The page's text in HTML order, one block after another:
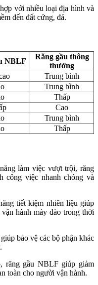
với nhiều loại địa hình và
đến đất cứng, đá.
NBLF
Răng gầu thông
thường
Trung bình
Trung bình
Thấp
Cao
Trung bình
Thấp
làm việc vượt trội, răng
công việc nhanh chóng và
tiết kiệm nhiên liệu giúp
hành máy đào trong thời
bảo vệ các bộ phận khác
răng gầu NBLF giúp giảm
toàn cho người vận hành.